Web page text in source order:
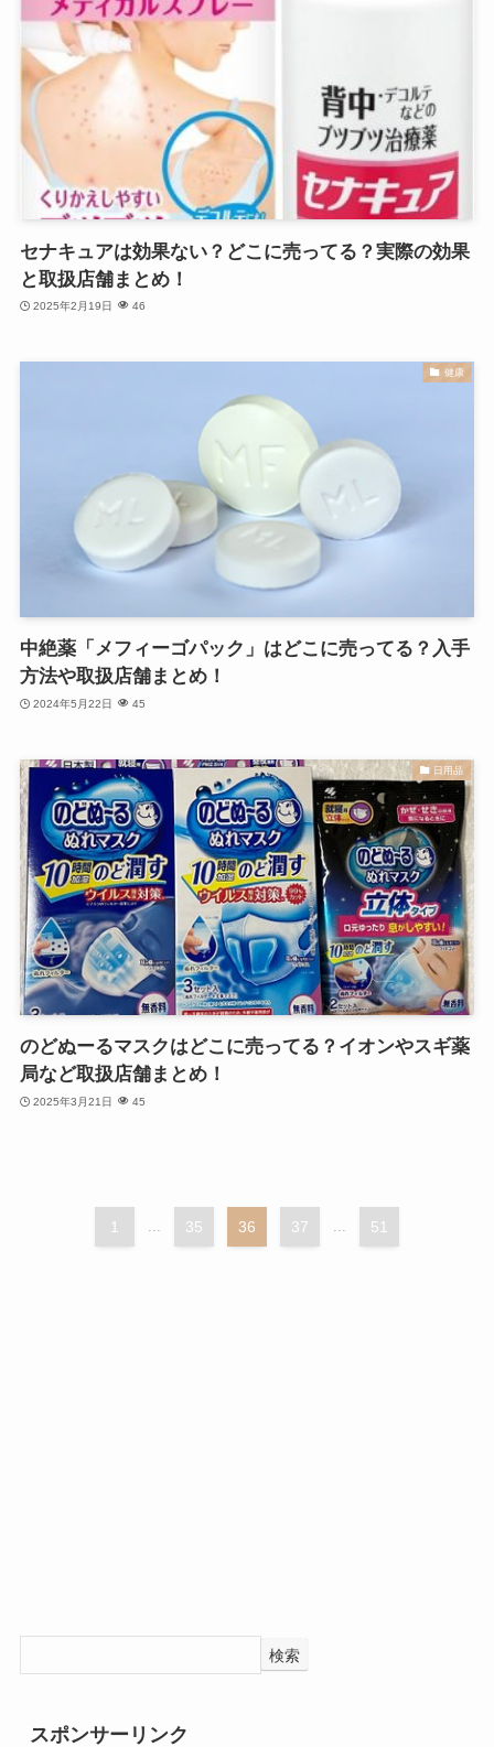
セナキュアは効果ない？どこに売ってる？実際の効果
と取扱店舗まとめ！
2025年2月19日 46
健康
中絶薬「メフィーゴパック」はどこに売ってる？入手
方法や取扱店舗まとめ！
2024年5月22日 45
日用品
のどぬーるマスクはどこに売ってる？イオンやスギ薬
局など取扱店舗まとめ！
2025年3月21日 45
1 35 36 37 51
検索
スポンサーリンク